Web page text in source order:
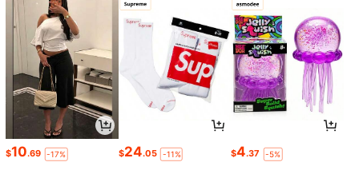
$10.69 -17% $24.05 -11% $4.37 -5%